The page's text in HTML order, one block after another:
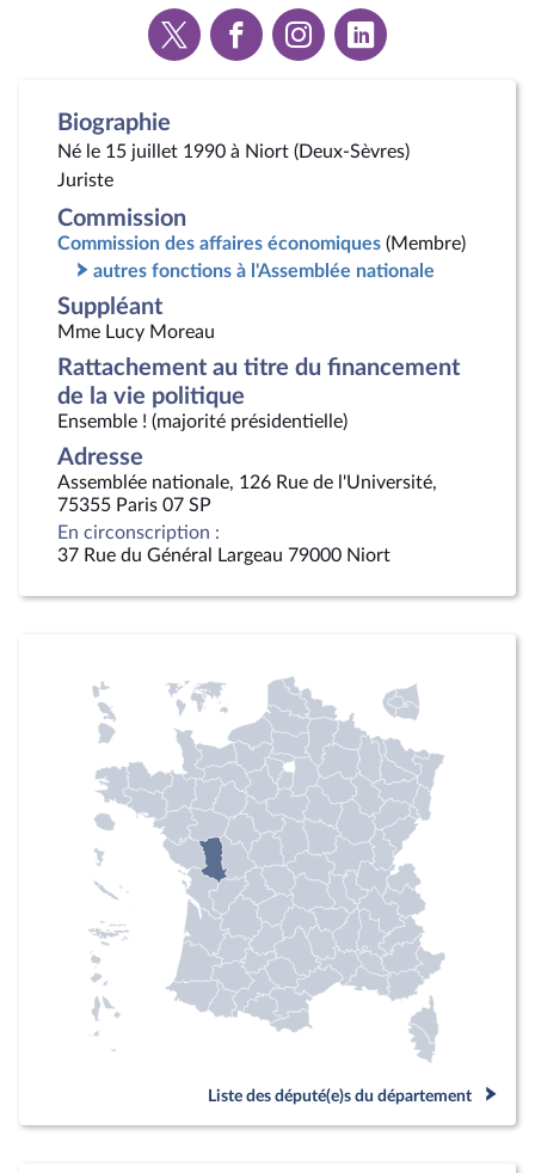
Voir
la
Voir
la
Voir
la
Voir
la
Biographie
Né le 15 juillet 1990 à Niort (Deux-Sèvres)
Juriste
Commission
Commission des affaires économiques (Membre)
autres fonctions à l'Assemblée nationale
Suppléant
Mme Lucy Moreau
Rattachement au titre du financement
de la vie politique
Ensemble ! (majorité présidentielle)
Adresse
Assemblée nationale, 126 Rue de l'Université,
75355 Paris 07 SP
En circonscription :
37 Rue du Général Largeau 79000 Niort
Liste des député(e)s du département